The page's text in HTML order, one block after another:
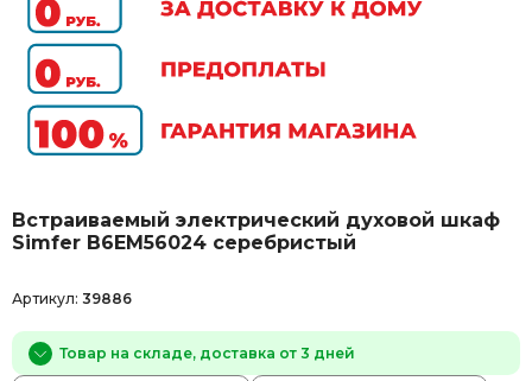
Встраиваемый электрический духовой шкаф
Simfer B6EM56024 серебристый
Артикул: 39886
Товар на складе, доставка от 3 дней